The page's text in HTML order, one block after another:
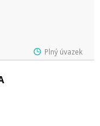
Plný úvazek